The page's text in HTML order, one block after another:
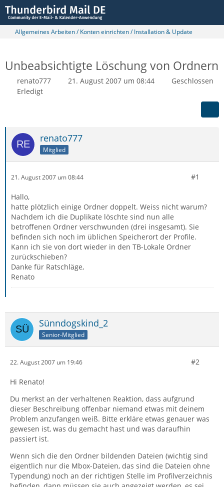
Allgemeines Arbeiten / Konten einrichten / Installation & Update
Unbeabsichtigte Löschung von Ordnern
renato777 21. August 2007 um 08:44
Geschlossen
Erledigt
renato777
Mitglied
21. August 2007 um 08:44 #1
Hallo,
hatte plötzlich einige Ordner doppelt. Weiss nicht warum?
Nachdem ich die Duplikate löschte sind nun alle
betroffenen Ordner verschwunden (drei insgesamt). Sie
befinden sich noch im üblichen Speicherort der Profile.
Kann ich sie von dort wieder in den TB-Lokale Ordner
zurückschieben?
Danke für Ratschläge,
Renato
Sünndogskind_2
Senior-Mitglied
22. August 2007 um 19:46 #2
Hi Renato!
Du merkst an der verhaltenen Reaktion, dass aufgrund
dieser Beschreibung offenbar niemand etwas mit deinem
Problem anzufangen weiß. Bitte erkläre etwas genauer was
gewesen ist, was du gemacht hast und was daraufhin
passiert ist.
Wenn sich die den Ordner bildenden Dateien (wichtig sind
eigentlich nur die Mbox-Dateien, das sind die Dateien ohne
Typendung) noch an der richtigen Stelle im Profilverzeichnis